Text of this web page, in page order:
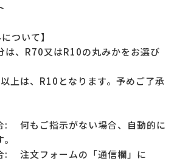
ついて】
は、R70又はR10の丸みかをお選び
上は、R10となります。予めご了承
: 何もご指示がない場合、自動的に
: 注文フォームの「通信欄」に